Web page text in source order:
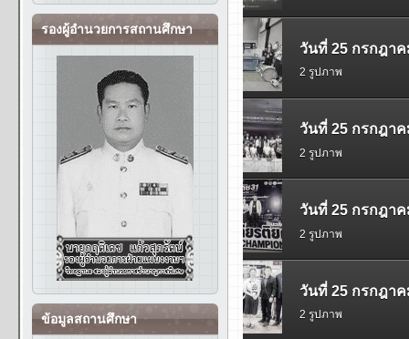
รองผู้อำนวยการสถานศึกษา
ข้อมูลสถานศึกษา